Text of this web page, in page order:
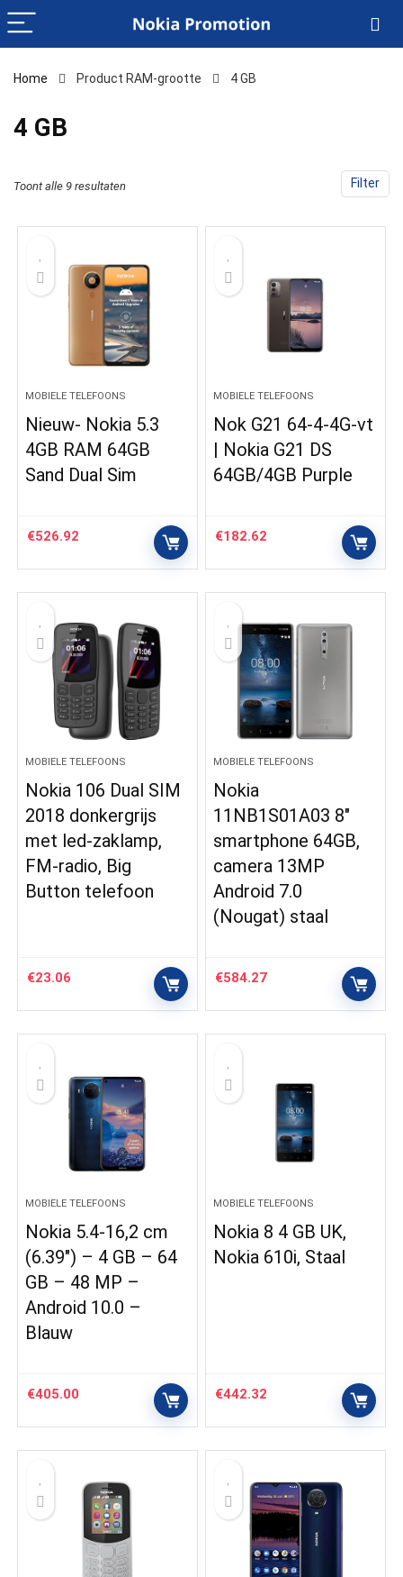
Home Product RAM-grootte ‎4 GB
‎4 GB
Filter
Toont alle 9 resultaten
MOBIELE TELEFOONS
Nieuw- Nokia 5.3
4GB RAM 64GB
Sand Dual Sim
€526.92
MOBIELE TELEFOONS
Nok G21 64-4-4G-vt
| Nokia G21 DS
64GB/4GB Purple
€182.62
MOBIELE TELEFOONS
Nokia 106 Dual SIM
2018 donkergrijs
met led-zaklamp,
FM-radio, Big
Button telefoon
€23.06
MOBIELE TELEFOONS
Nokia
11NB1S01A03 8″
smartphone 64GB,
camera 13MP
Android 7.0
(Nougat) staal
€584.27
MOBIELE TELEFOONS
Nokia 5.4-16,2 cm
(6.39″) – 4 GB – 64
GB – 48 MP –
Android 10.0 –
Blauw
€405.00
MOBIELE TELEFOONS
Nokia 8 4 GB UK,
Nokia 610i, Staal
€442.32